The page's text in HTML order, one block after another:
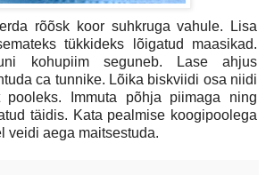
rõõsk koor suhkruga vahule. Lisa
tükkideks lõigatud maasikad.
kohupiim seguneb. Lase ahjus
ca tunnike. Lõika biskviidi osa niidi
pooleks. Immuta põhja piimaga ning
täidis. Kata pealmise koogipoolega
veidi aega maitsestuda.